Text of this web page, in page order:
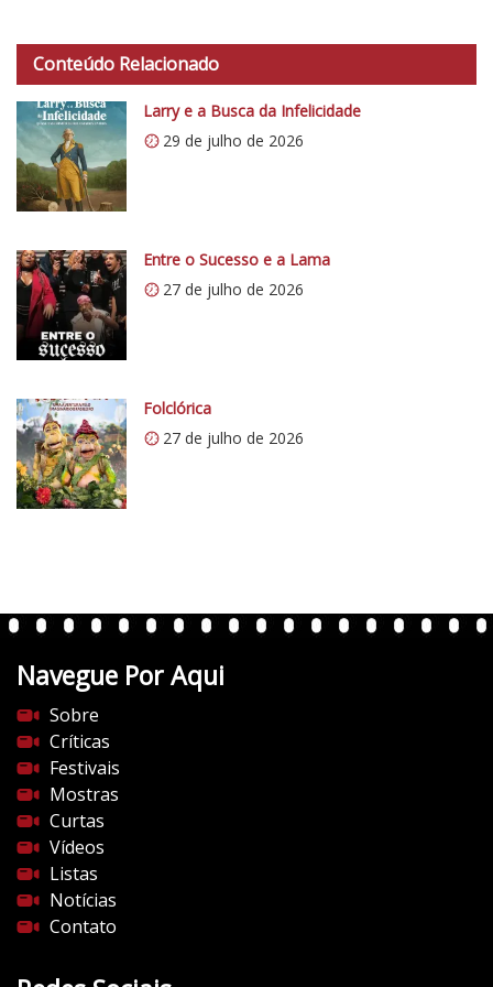
Conteúdo Relacionado
Larry e a Busca da Infelicidade
29 de julho de 2026
Entre o Sucesso e a Lama
27 de julho de 2026
Folclórica
27 de julho de 2026
Navegue Por Aqui
Sobre
Críticas
Festivais
Mostras
Curtas
Vídeos
Listas
Notícias
Contato